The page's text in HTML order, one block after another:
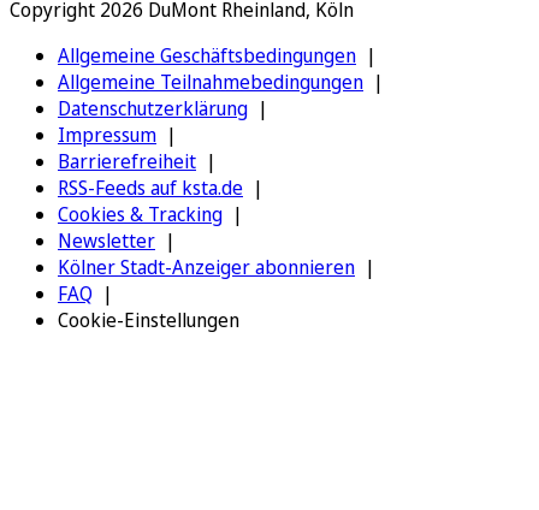
Copyright 2026 DuMont Rheinland, Köln
Allgemeine Geschäftsbedingungen
Allgemeine Teilnahmebedingungen
Datenschutzerklärung
Impressum
Barrierefreiheit
RSS-Feeds auf ksta.de
Cookies & Tracking
Newsletter
Kölner Stadt-Anzeiger abonnieren
FAQ
Cookie-Einstellungen